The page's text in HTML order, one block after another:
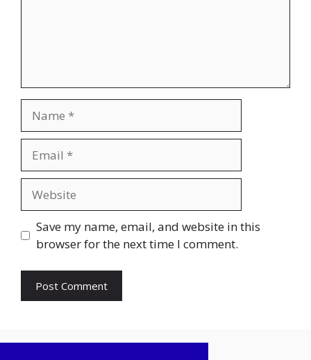
Save my name, email, and website in this
browser for the next time I comment.